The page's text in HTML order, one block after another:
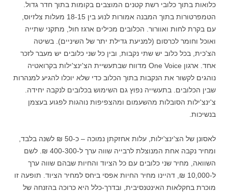
כלואות בתוך כלובי רשת קטנים המוצבים בקומות בתוך חדר גדול.
הטמפרטורות בתוך המבנה אמורות לנוע בין 18-15 מעלות צלזיוס,
עם בקרת לחות ואוורור. הכלובים מכילים ארגז חול, מתקני שתייה
ואוכל וחומר לכרסום (למניעת גדילת יתר של השיניים). בשיטה
הצ'כית, בכל כלוב יש שתי נקבות, ובין כל שני כלובים יש מעבר לזכר
אחד. ארגון One Voice מדווח שבתעשיית הצ'ינצ'ילות בקרואטיה
נוהגים לקשור את הנקבות בתוך הכלוב כדי שלא יוכלו להגיע למנהרות
שבין הכלובים. בתעשייה נפוץ גם השימוש בכלובים לנקבה יחידה.
צ'ינצ'ילות הסובלות מהשעמום ומהצפיפות נוהגות לפגוע בעצמן
בנשיכות.
לאסונן של הצ'ינצ'ילות, עלות אחזקתן נמוכה – כ-50 ₪ לשנה בלבד,
ומחיר נקבה אחת המנוצלת לרבייה שווה ערך ל-400-300 ₪. לשם
השוואה, מחיר שני כלובים עם כל הציוד והחיות שבהם שווה ערך
ל-10,000 ₪, דהיינו מחיר החיות אפסי ביחס למחיר הציוד. תופעה זו
מוכרת בחקלאות האינטנסיבית, ובדרך-כלל היא כרוכה בהזנחה של